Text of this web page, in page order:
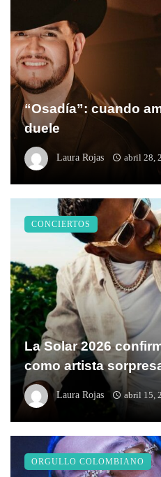
“Osadía”: cuando
duele
Laura Rojas abril 28,
La Solar 2026
como artista
Laura Rojas abril 15,
CONCIERTOS
ORGULLO COLOMBIANO